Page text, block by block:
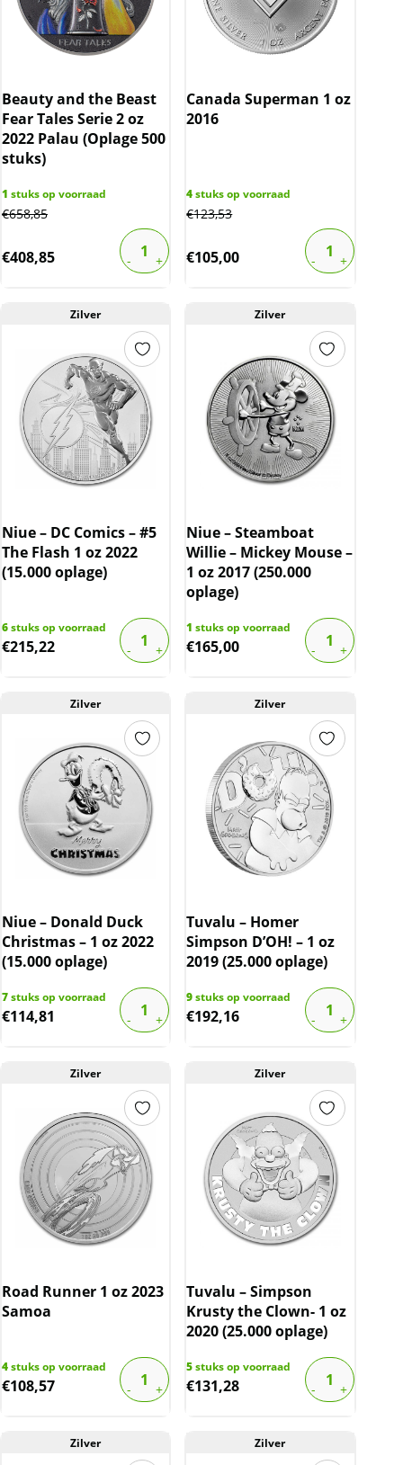
Beauty and the Beast
Fear Tales Serie 2 oz
2022 Palau (Oplage 500
stuks)
1 stuks op voorraad
€658,85
€408,85
Canada Superman 1 oz
2016
4stuks op voorraad
€123,53
€105,00
Zilver
Niue – DC Comics – #5
The Flash 1 oz 2022
(15.000 oplage)
6stuks op voorraad
€215,22
Zilver
Niue – Steamboat
Willie – Mickey Mouse –
1 oz 2017 (250.000
oplage)
1 stuks op voorraad
€165,00
Zilver
Niue – Donald Duck
Christmas – 1 oz 2022
(15.000 oplage)
7stuks op voorraad
€114,81
Zilver
Tuvalu – Homer
Simpson D’OH! – 1 oz
2019 (25.000 oplage)
9stuks op voorraad
€192,16
Zilver
Road Runner 1 oz 2023
Samoa
4stuks op voorraad
€108,57
Zilver
Tuvalu – Simpson
Krusty the Clown- 1 oz
2020 (25.000 oplage)
5stuks op voorraad
€131,28
Zilver Zilver